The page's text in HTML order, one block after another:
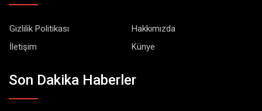
Gizlilik Politikası
Hakkımızda
İletişim
Künye
Son Dakika Haberler